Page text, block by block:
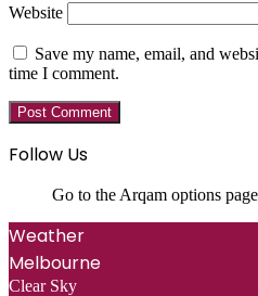
Website
Save my name, email, and
time I comment.
Follow Us
Go to the Arqam options
Weather
Melbourne
Clear Sky